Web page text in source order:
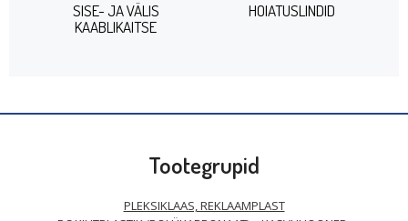
SISE- JA VÄLIS
KAABLIKAITSE
HOIATUSLINDID
Tootegrupid
PLEKSIKLAAS, REKLAAMPLAST